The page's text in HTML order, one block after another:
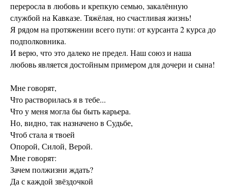
переросла в любовь и крепкую семью, закалённую
службой на Кавказе. Тяжёлая, но счастливая жизнь!
Я рядом на протяжении всего пути: от курсанта 2 курса до
подполковника.
И верю, что это далеко не предел. Наш союз и наша
любовь является достойным примером для дочери и сына!
Мне говорят,
Что растворилась я в тебе...
Что у меня могла бы быть карьера.
Но, видно, так назначено в Судьбе,
Чтоб стала я твоей
Опорой, Силой, Верой.
Мне говорят:
Зачем полжизни ждать?
Да с каждой звёздочкой